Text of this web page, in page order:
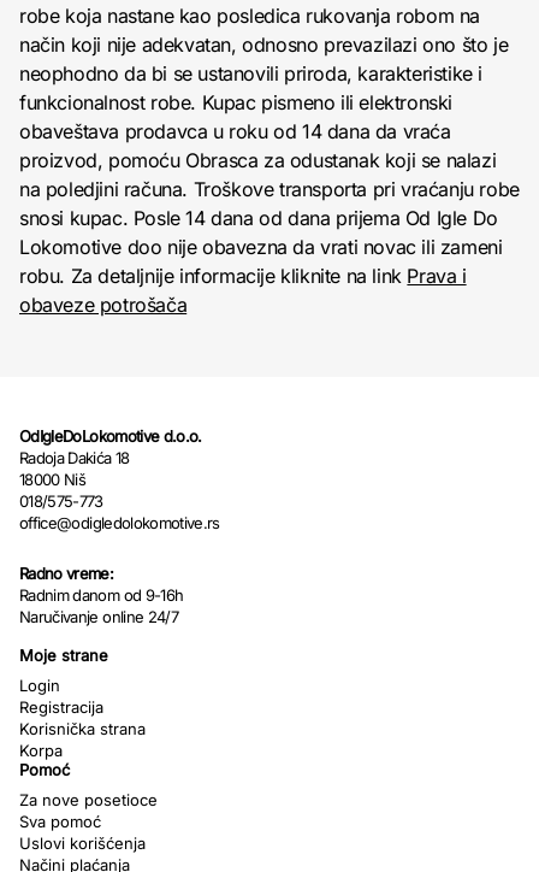
robe koja nastane kao posledica rukovanja robom na
način koji nije adekvatan, odnosno prevazilazi ono što je
neophodno da bi se ustanovili priroda, karakteristike i
funkcionalnost robe. Kupac pismeno ili elektronski
obaveštava prodavca u roku od 14 dana da vraća
proizvod, pomoću Obrasca za odustanak koji se nalazi
na poledjini računa. Troškove transporta pri vraćanju robe
snosi kupac. Posle 14 dana od dana prijema Od Igle Do
Lokomotive doo nije obavezna da vrati novac ili zameni
robu. Za detaljnije informacije kliknite na link Prava i
obaveze potrošača
OdIgleDoLokomotive d.o.o.
Radoja Dakića 18
18000 Niš
018/575-773
office@odigledolokomotive.rs
Radno vreme:
Radnim danom od 9-16h
Naručivanje online 24/7
Moje strane
Login
Registracija
Korisnička strana
Korpa
Pomoć
Za nove posetioce
Sva pomoć
Uslovi korišćenja
Načini plaćanja